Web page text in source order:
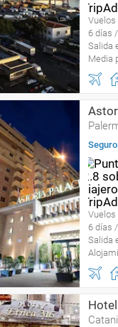
Vuelos
6 días
Salida
Media
Vuelos
6 días
Salida